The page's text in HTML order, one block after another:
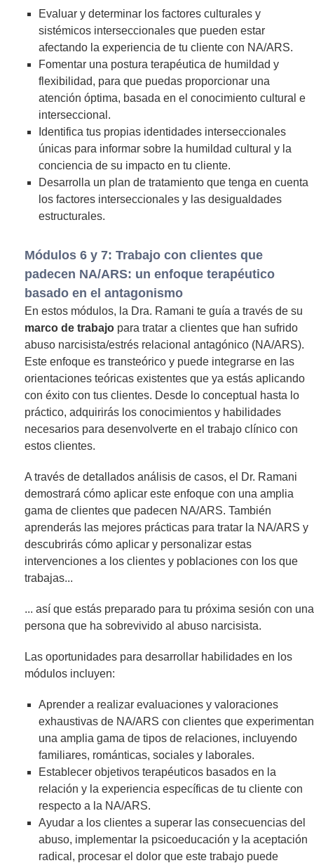
Evaluar y determinar los factores culturales y
sistémicos interseccionales que pueden estar
afectando la experiencia de tu cliente con NA/ARS.
Fomentar una postura terapéutica de humildad y
flexibilidad, para que puedas proporcionar una
atención óptima, basada en el conocimiento cultural e
interseccional.
Identifica tus propias identidades interseccionales
únicas para informar sobre la humildad cultural y la
conciencia de su impacto en tu cliente.
Desarrolla un plan de tratamiento que tenga en cuenta
los factores interseccionales y las desigualdades
estructurales.
Módulos 6 y 7: Trabajo con clientes que
padecen NA/ARS: un enfoque terapéutico
basado en el antagonismo
En estos módulos, la Dra. Ramani te guía a través de su
marco de trabajo para tratar a clientes que han sufrido
abuso narcisista/estrés relacional antagónico (NA/ARS).
Este enfoque es transteórico y puede integrarse en las
orientaciones teóricas existentes que ya estás aplicando
con éxito con tus clientes. Desde lo conceptual hasta lo
práctico, adquirirás los conocimientos y habilidades
necesarios para desenvolverte en el trabajo clínico con
estos clientes.
A través de detallados análisis de casos, el Dr. Ramani
demostrará cómo aplicar este enfoque con una amplia
gama de clientes que padecen NA/ARS. También
aprenderás las mejores prácticas para tratar la NA/ARS y
descubrirás cómo aplicar y personalizar estas
intervenciones a los clientes y poblaciones con los que
trabajas...
... así que estás preparado para tu próxima sesión con una
persona que ha sobrevivido al abuso narcisista.
Las oportunidades para desarrollar habilidades en los
módulos incluyen:
Aprender a realizar evaluaciones y valoraciones
exhaustivas de NA/ARS con clientes que experimentan
una amplia gama de tipos de relaciones, incluyendo
familiares, románticas, sociales y laborales.
Establecer objetivos terapéuticos basados en la
relación y la experiencia específicas de tu cliente con
respecto a la NA/ARS.
Ayudar a los clientes a superar las consecuencias del
abuso, implementar la psicoeducación y la aceptación
radical, procesar el dolor que este trabajo puede